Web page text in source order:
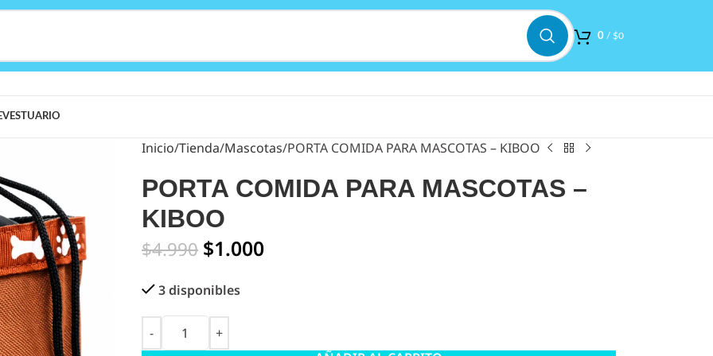
0 / $0
VESTUARIO
Inicio Tienda Mascotas PORTA COMIDA PARA MASCOTAS – KIBOO
PORTA COMIDA PARA MASCOTAS –
KIBOO
$4.990 $1.000
3 disponibles